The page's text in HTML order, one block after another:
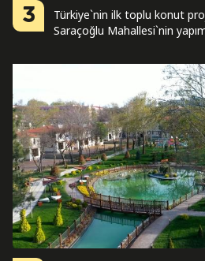
3
Türkiye`nin ilk toplu konut
Saraçoğlu Mahallesi`nin